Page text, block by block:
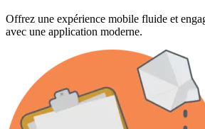
Offrez une expérience mobile fluide et
avec une application moderne.